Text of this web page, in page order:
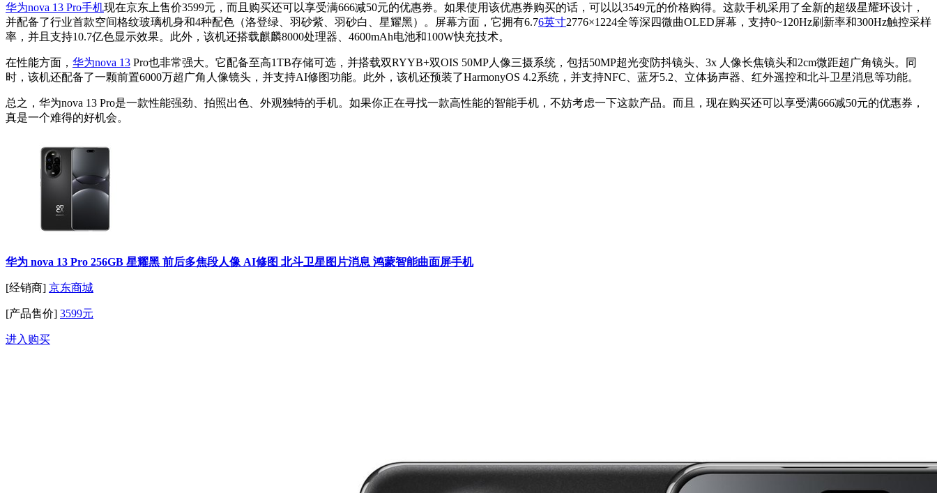
华为nova 13 Pro手机现在京东上售价3599元，而且购买还可以享受满666减50元的优惠券。如果使用该优惠券购买的话，可以以3549元的价格购得。这款手机采用了全新的超级星耀环设计，
并配备了行业首款空间格纹玻璃机身和4种配色（洛登绿、羽砂紫、羽砂白、星耀黑）。屏幕方面，它拥有6.76英寸2776×1224全等深四微曲OLED屏幕，支持0~120Hz刷新率和300Hz触控采样
率，并且支持10.7亿色显示效果。此外，该机还搭载麒麟8000处理器、4600mAh电池和100W快充技术。
在性能方面， 华为nova 13 Pro也非常强大。它配备至高1TB存储可选，并搭载双RYYB+双OIS 50MP人像三摄系统，包括50MP超光变防抖镜头、3x 人像长焦镜头和2cm微距超广角镜头。同
时，该机还配备了一颗前置6000万超广角人像镜头，并支持AI修图功能。此外，该机还预装了HarmonyOS 4.2系统，并支持NFC、蓝牙5.2、立体扬声器、红外遥控和北斗卫星消息等功能。
总之，华为nova 13 Pro是一款性能强劲、拍照出色、外观独特的手机。如果你正在寻找一款高性能的智能手机，不妨考虑一下这款产品。而且，现在购买还可以享受满666减50元的优惠券，
真是一个难得的好机会。
华为 nova 13 Pro 256GB 星耀黑 前后多焦段人像 AI修图 北斗卫星图片消息 鸿蒙智能曲面屏手机
[经销商] 京东商城
[产品售价] 3599元
进入购买